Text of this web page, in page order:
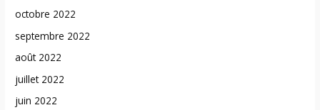
octobre 2022
septembre 2022
août 2022
juillet 2022
juin 2022